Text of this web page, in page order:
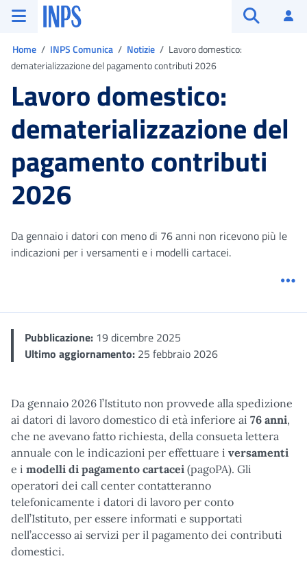
Vai al menu principale
Vai al contenuto principale
Vai al pie' di pagina
INPS ()
Home INPS Comunica Notizie
Lavoro domestico:
dematerializzazione del pagamento contributi 2026
Lavoro domestico:
dematerializzazione del
pagamento contributi
2026
Da gennaio i datori con meno di 76 anni non ricevono più le
indicazioni per i versamenti e i modelli cartacei.
Pubblicazione: 19 dicembre 2025
Ultimo aggiornamento: 25 febbraio 2026
Da gennaio 2026 l’Istituto non provvede alla spedizione
ai datori di lavoro domestico di età inferiore ai 76 anni,
che ne avevano fatto richiesta, della consueta lettera
annuale con le indicazioni per effettuare i versamenti
e i modelli di pagamento cartacei (pagoPA). Gli
operatori dei call center contatteranno
telefonicamente i datori di lavoro per conto
dell’Istituto, per essere informati e supportati
nell’accesso ai servizi per il pagamento dei contributi
domestici.